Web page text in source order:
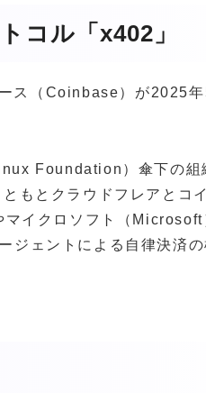
コル「x402」
ス（Coinbase）が2025年
Foundation）傘下の組
もとクラウドフレアとコ
イクロソフト（Microsoft
ジェントによる自律決済